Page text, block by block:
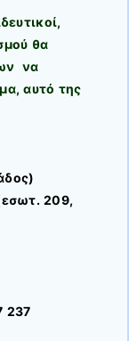
θα
να
αυτό της
209,
237